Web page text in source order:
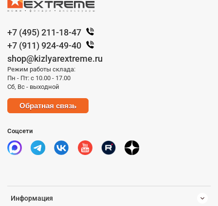
Информация
+7 (495) 211-18-47
+7 (911) 924-49-40
shop@kizlyarextreme.ru
Режим работы склада:
Пн - Пт: с 10.00 - 17.00
Сб, Вс - выходной
Обратная связь
Соцсети